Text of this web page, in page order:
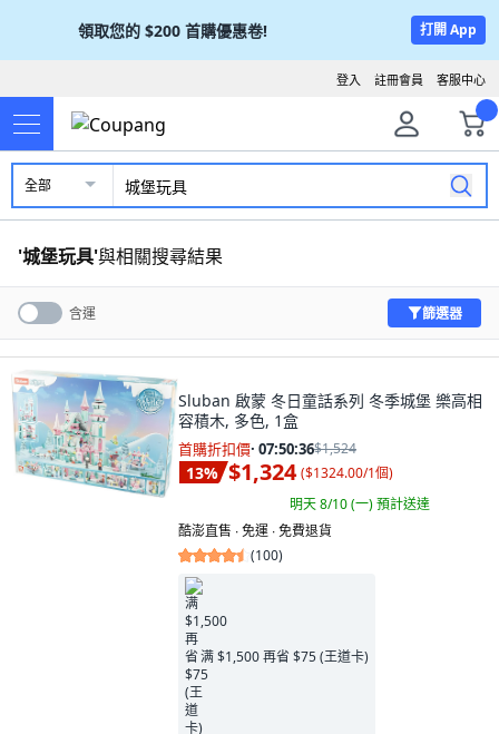
領取您的 $200 首購優惠卷! 打開 App
客服中心
註冊會員
登入
全部
'城堡玩具'與相關搜尋結果
含運 篩選器
Sluban 啟蒙 冬日童話系列 冬季城堡 樂高相
容積木, 多色, 1盒
首購折扣價· 07:50:34$1,524
13% $1,324 ($1324.00/1個)
明天 8/10 (一)預計送達
酷澎直售 ∙ 免運 ∙ 免費退貨
(100)
满 $1,500 再省 $75 (王道卡)